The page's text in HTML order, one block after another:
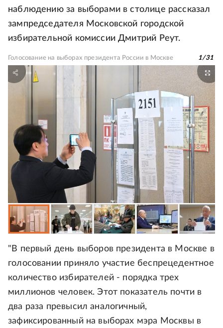
наблюдению за выборами в столице рассказал
зампредседателя Московской городской
избирательной комиссии Дмитрий Реут.
Голосование на выборах президента России в Москве 1/31
"В первый день выборов президента в Москве в
голосовании приняло участие беспрецедентное
количество избирателей - порядка трех
миллионов человек. Этот показатель почти в
два раза превысил аналогичный,
зафиксированный на выборах мэра Москвы в